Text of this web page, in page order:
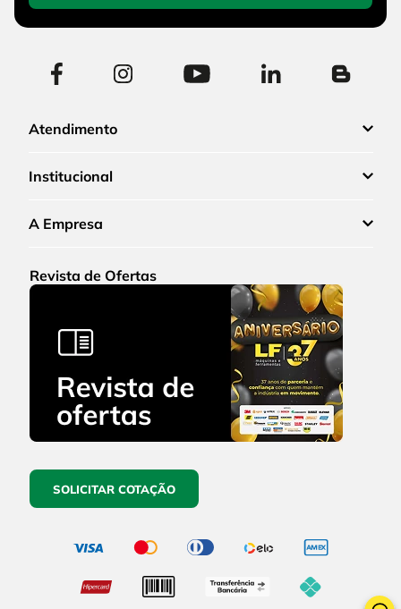
Atendimento
Institucional
A Empresa
Revista de Ofertas
SOLICITAR COTAÇÃO